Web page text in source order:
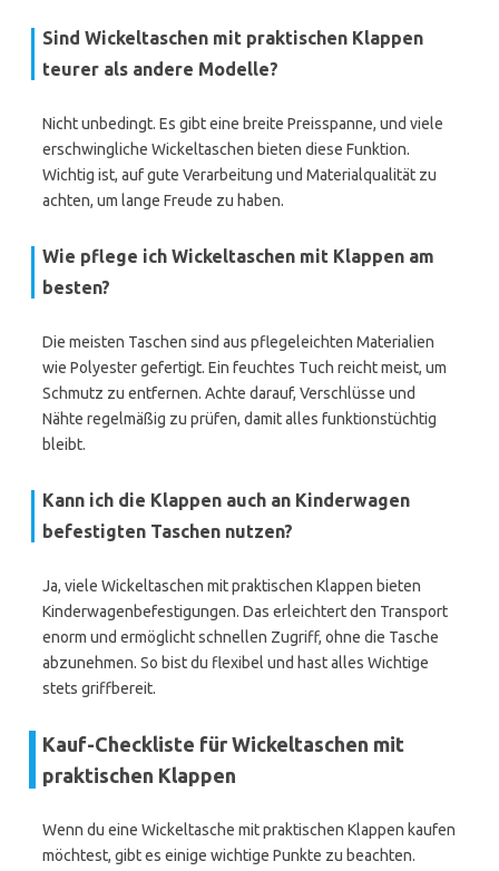
Sind Wickeltaschen mit praktischen Klappen
teurer als andere Modelle?
Nicht unbedingt. Es gibt eine breite Preisspanne, und viele
erschwingliche Wickeltaschen bieten diese Funktion.
Wichtig ist, auf gute Verarbeitung und Materialqualität zu
achten, um lange Freude zu haben.
Wie pflege ich Wickeltaschen mit Klappen am
besten?
Die meisten Taschen sind aus pflegeleichten Materialien
wie Polyester gefertigt. Ein feuchtes Tuch reicht meist, um
Schmutz zu entfernen. Achte darauf, Verschlüsse und
Nähte regelmäßig zu prüfen, damit alles funktionstüchtig
bleibt.
Kann ich die Klappen auch an Kinderwagen
befestigten Taschen nutzen?
Ja, viele Wickeltaschen mit praktischen Klappen bieten
Kinderwagenbefestigungen. Das erleichtert den Transport
enorm und ermöglicht schnellen Zugriff, ohne die Tasche
abzunehmen. So bist du flexibel und hast alles Wichtige
stets griffbereit.
Kauf-Checkliste für Wickeltaschen mit
praktischen Klappen
Wenn du eine Wickeltasche mit praktischen Klappen kaufen
möchtest, gibt es einige wichtige Punkte zu beachten.